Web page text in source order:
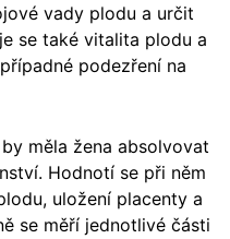
vady plodu a určit
se také vitalita plodu a
podezření na
měla žena absolvovat
Hodnotí se při něm
uložení placenty a
se měří jednotlivé části